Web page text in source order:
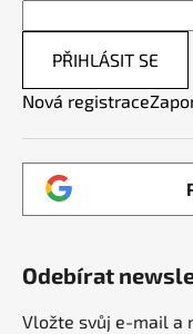
PŘIHLÁSIT SE
Nová registrace
Odebírat
Vložte svůj e-mail a